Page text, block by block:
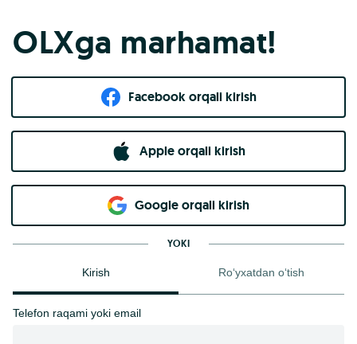
OLXga marhamat!
Facebook orqali kirish​
Apple orqali kirish
Goo​g​le orqali kirish
YOKI
Kirish Ro‘yxatdan o‘tish
Telefon raqami yoki email